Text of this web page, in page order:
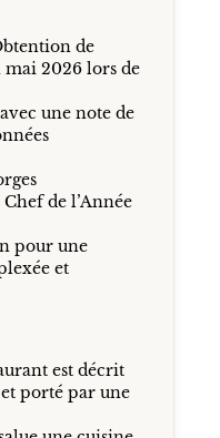
de
mai 2026 lors de
une note de
de l’Année
pour une
et
est décrit
porté par une